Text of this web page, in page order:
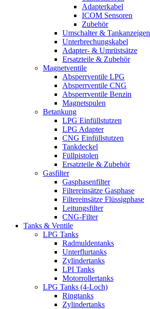
Adapterkabel
ICOM Sensoren
Zubehör
Umschalter & Tankanzeigen
Unterbrechungskabel
Adapter- & Umrüstsätze
Ersatzteile & Zubehör
Magnetventile
Absperrventile LPG
Absperrventile CNG
Absperrventile Benzin
Magnetspulen
Betankung
LPG Einfüllstutzen
LPG Adapter
CNG Einfüllstutzen
Tankdeckel
Füllpistolen
Ersatzteile & Zubehör
Gasfilter
Gasphasenfilter
Filtereinsätze Gasphase
Filtereinsätze Flüssigphase
Leitungsfilter
CNG-Filter
Tanks & Ventile
LPG Tanks
Radmuldentanks
Unterflurtanks
Zylindertanks
LPI Tanks
Motorrollertanks
LPG Tanks (4-Loch)
Ringtanks
Zylindertanks